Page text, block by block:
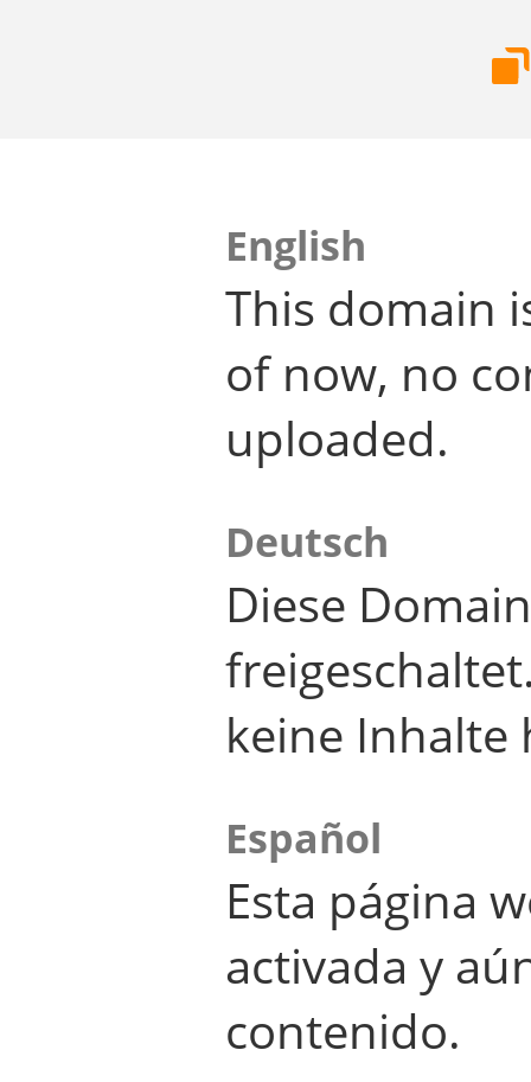
English
This domain
of now, no
uploaded.
Deutsch
Diese
keine Inhalte
Español
Esta página
activada y
contenido.